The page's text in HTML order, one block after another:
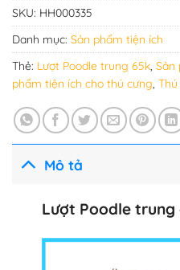
SKU: HH000335
Danh mục: Sản phẩm tiện ích
Thẻ: Lượt Poodle trung 65k, Sản
phẩm tiện ích cho thú cưng,
Mô tả
Lượt Poodle trung